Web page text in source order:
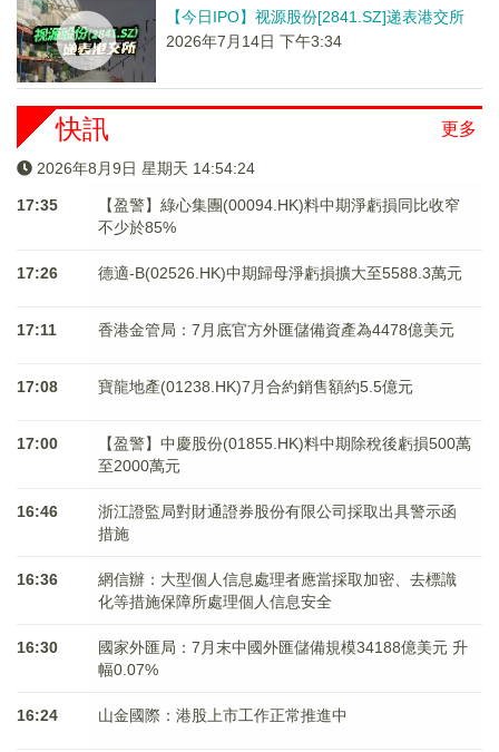
【今日IPO】视源股份[2841.SZ]递表港交所
2026年7月14日 下午3:34
更多
快訊
2026年8月9日 星期天 14:54:24
17:35
【盈警】綠心集團(00094.HK)料中期淨虧損同比收窄
不少於85%
17:26 德適-B(02526.HK)中期歸母淨虧損擴大至5588.3萬元
17:11 香港金管局：7月底官方外匯儲備資產為4478億美元
17:08 寶龍地產(01238.HK)7月合約銷售額約5.5億元
17:00
【盈警】中慶股份(01855.HK)料中期除稅後虧損500萬
至2000萬元
16:46
浙江證監局對財通證券股份有限公司採取出具警示函
措施
16:36
網信辦：大型個人信息處理者應當採取加密、去標識
化等措施保障所處理個人信息安全
16:30
國家外匯局：7月末中國外匯儲備規模34188億美元 升
幅0.07%
16:24 山金國際：港股上市工作正常推進中